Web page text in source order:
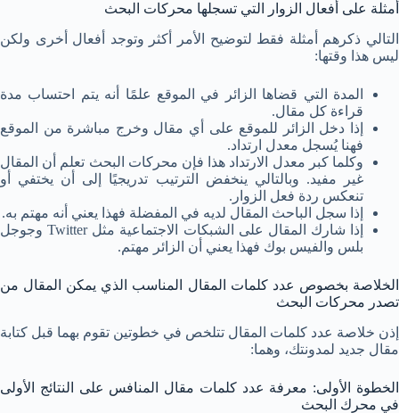
أمثلة على أفعال الزوار التي تسجلها محركات البحث
التالي ذكرهم أمثلة فقط لتوضيح الأمر أكثر وتوجد أفعال أخرى ولكن
ليس هذا وقتها:
المدة التي قضاها الزائر في الموقع علمًا أنه يتم احتساب مدة
قراءة كل مقال.
إذا دخل الزائر للموقع على أي مقال وخرج مباشرة من الموقع
فهنا يُسجل معدل ارتداد.
وكلما كبر معدل الارتداد هذا فإن محركات البحث تعلم أن المقال
غير مفيد. وبالتالي ينخفض الترتيب تدريجيًا إلى أن يختفي أو
تنعكس ردة فعل الزوار.
إذا سجل الباحث المقال لديه في المفضلة فهذا يعني أنه مهتم به.
إذا شارك المقال على الشبكات الاجتماعية مثل Twitter وجوجل
بلس والفيس بوك فهذا يعني أن الزائر مهتم.
الخلاصة بخصوص عدد كلمات المقال المناسب الذي يمكن المقال من
تصدر محركات البحث
إذن خلاصة عدد كلمات المقال تتلخص في خطوتين تقوم بهما قبل كتابة
مقال جديد لمدونتك، وهما:
الخطوة الأولى: معرفة عدد كلمات مقال المنافس على النتائج الأولى
في محرك البحث